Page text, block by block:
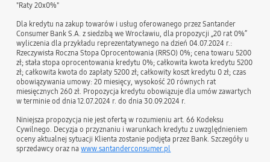
"Raty 20x0%"
Dla kredytu na zakup towarów i usług oferowanego przez Santander
Consumer Bank S.A. z siedzibą we Wrocławiu, dla propozycji „20 rat 0%”
wyliczenia dla przykładu reprezentatywnego na dzień 04.07.2024 r.:
Rzeczywista Roczna Stopa Oprocentowania (RRSO) 0%; cena towaru 5200
zł; stała stopa oprocentowania kredytu 0%; całkowita kwota kredytu 5200
zł; całkowita kwota do zapłaty 5200 zł; całkowity koszt kredytu 0 zł; czas
obowiązywania umowy: 20 miesięcy, wysokość 20 równych rat
miesięcznych 260 zł. Propozycja kredytu obowiązuje dla umów zawartych
w terminie od dnia 12.07.2024 r. do dnia 30.09.2024 r.
Niniejsza propozycja nie jest ofertą w rozumieniu art. 66 Kodeksu
Cywilnego. Decyzja o przyznaniu i warunkach kredytu z uwzględnieniem
oceny aktualnej sytuacji Klienta zostanie podjęta przez Bank. Szczegóły u
sprzedawcy oraz nawww.santanderconsumer.pl